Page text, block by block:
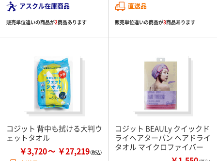
アスクル在庫商品
販売単位違いの商品が2商品あります
直送品
販売単位違いの商品が3商品あります
コジット 背中も拭ける大判ウ
ェットタオル
￥3,720 ￥27,219
コジット BEAULy クイックド
ライヘアターバン ヘアドライ
タオル マイクロファイバー